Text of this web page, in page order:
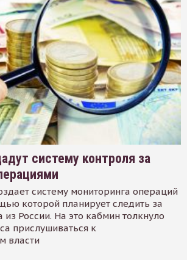
систему контроля за
систему мониторинга операций
которой планирует следить за
из России. На это кабмин толкнуло
прислушиваться к
власти